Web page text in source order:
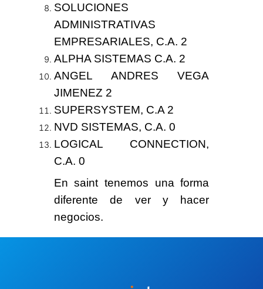
SOLUCIONES
ADMINISTRATIVAS
EMPRESARIALES, C.A. 2
ALPHA SISTEMAS C.A. 2
ANGEL ANDRES VEGA
JIMENEZ 2
SUPERSYSTEM, C.A 2
NVD SISTEMAS, C.A. 0
LOGICAL CONNECTION,
C.A. 0
En saint tenemos una forma
diferente de ver y hacer
negocios.